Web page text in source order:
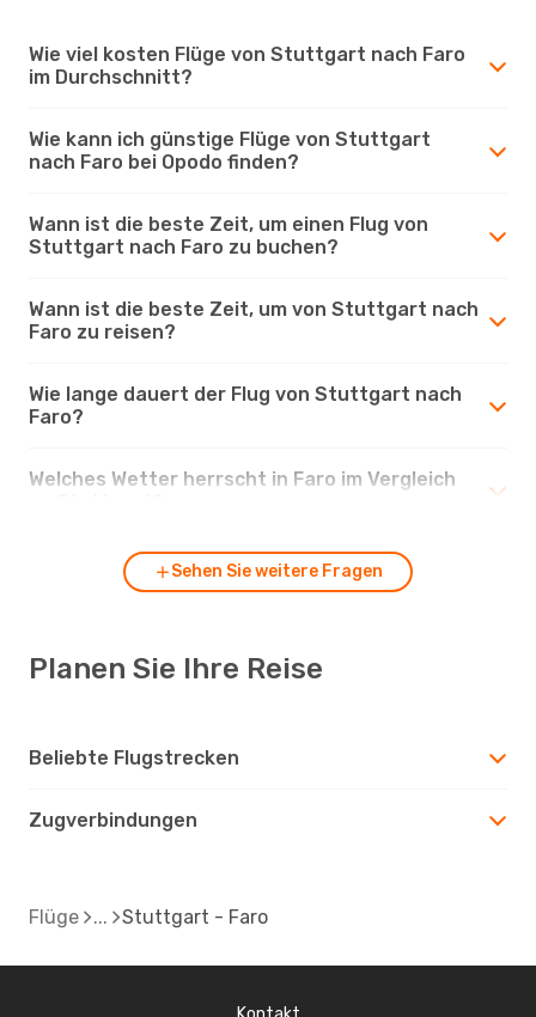
Wie viel kosten Flüge von Stuttgart nach Faro
im Durchschnitt?
Wie kann ich günstige Flüge von Stuttgart
nach Faro bei Opodo finden?
Wann ist die beste Zeit, um einen Flug von
Stuttgart nach Faro zu buchen?
Wann ist die beste Zeit, um von Stuttgart nach
Faro zu reisen?
Wie lange dauert der Flug von Stuttgart nach
Faro?
Welches Wetter herrscht in Faro im Vergleich
Sehen Sie weitere Fragen
Planen Sie Ihre Reise
Beliebte Flugstrecken
Zugverbindungen
Flüge Stuttgart - Faro